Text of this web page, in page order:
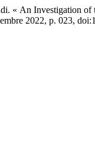
« An Investigation
2022, p. 023,